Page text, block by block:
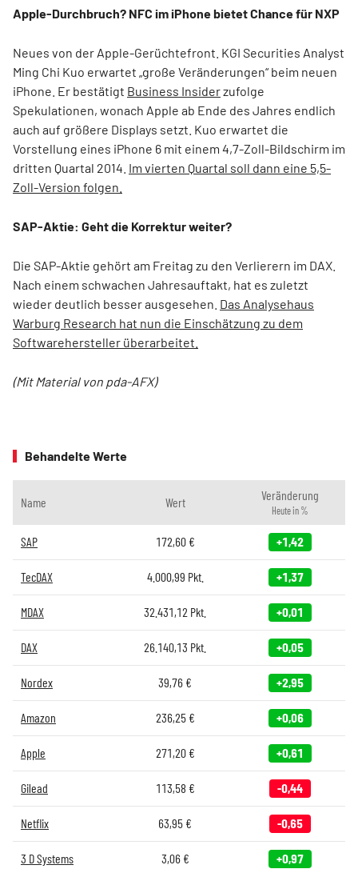
Apple-Durchbruch? NFC im iPhone bietet Chance für NXP
Neues von der Apple-Gerüchtefront. KGI Securities Analyst
Ming Chi Kuo erwartet „große Veränderungen“ beim neuen
iPhone. Er bestätigt Business Insiderzufolge
Spekulationen, wonach Apple ab Ende des Jahres endlich
auch auf größere Displays setzt. Kuo erwartet die
Vorstellung eines iPhone 6 mit einem 4,7-Zoll-Bildschirm im
dritten Quartal 2014. Im vierten Quartal soll dann eine 5,5-
Zoll-Version folgen.
SAP-Aktie: Geht die Korrektur weiter?
Die SAP-Aktie gehört am Freitag zu den Verlierern im DAX.
Nach einem schwachen Jahresauftakt, hat es zuletzt
wieder deutlich besser ausgesehen. Das Analysehaus
Warburg Research hat nun die Einschätzung zu dem
Softwarehersteller überarbeitet.
(Mit Material von pda-AFX)
Behandelte Werte
Name Wert Veränderung
Heute in %
SAP 172,60€ +1,42
TecDAX 4.000,99 Pkt. +1,37
MDAX 32.431,12 Pkt. +0,01
DAX 26.140,13 Pkt. +0,05
Nordex 39,76 € +2,95
Amazon 236,25€ +0,06
Apple 271,20€ +0,61
Gilead 113,58 € -0,44
Netflix 63,95 € -0,65
3 D Systems 3,06€ +0,97